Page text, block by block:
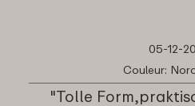
05-12-
Couleur:
"Tolle